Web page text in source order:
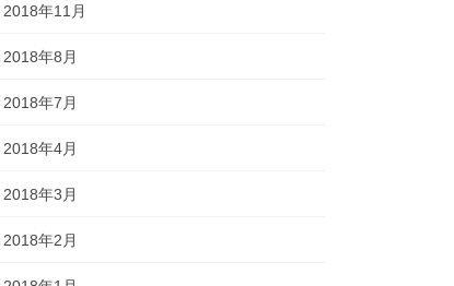
2018年11月
2018年8月
2018年7月
2018年4月
2018年3月
2018年2月